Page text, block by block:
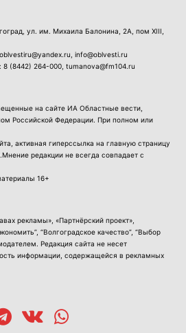
ул. им. Михаила Балонина, 2А, пом XIII,
info@oblvesti.ru
8 (8442) 264-000 , tumanova@fm104.ru
на сайте ИА Областные вести,
Российской Федерации. При полном или
активная гиперссылка на главную страницу
редакции не всегда совпадает с
16+
рекламы», «Партнёрский проект»,
“Волгоградское качество”, “Выбор
Редакция сайта не несет
информации, содержащейся в рекламных